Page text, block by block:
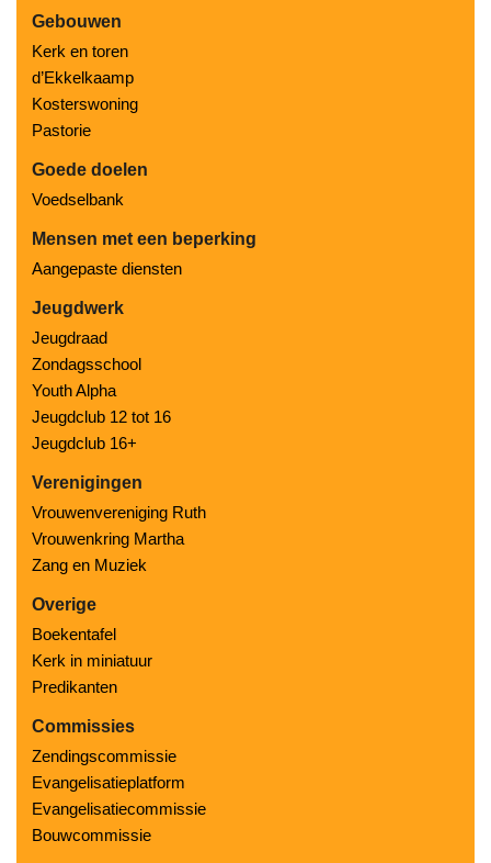
Gebouwen
Kerk en toren
d’Ekkelkaamp
Kosterswoning
Pastorie
Goede doelen
Voedselbank
Mensen met een beperking
Aangepaste diensten
Jeugdwerk
Jeugdraad
Zondagsschool
Youth Alpha
Jeugdclub 12 tot 16
Jeugdclub 16+
Verenigingen
Vrouwenvereniging Ruth
Vrouwenkring Martha
Zang en Muziek
Overige
Boekentafel
Kerk in miniatuur
Predikanten
Commissies
Zendingscommissie
Evangelisatieplatform
Evangelisatiecommissie
Bouwcommissie